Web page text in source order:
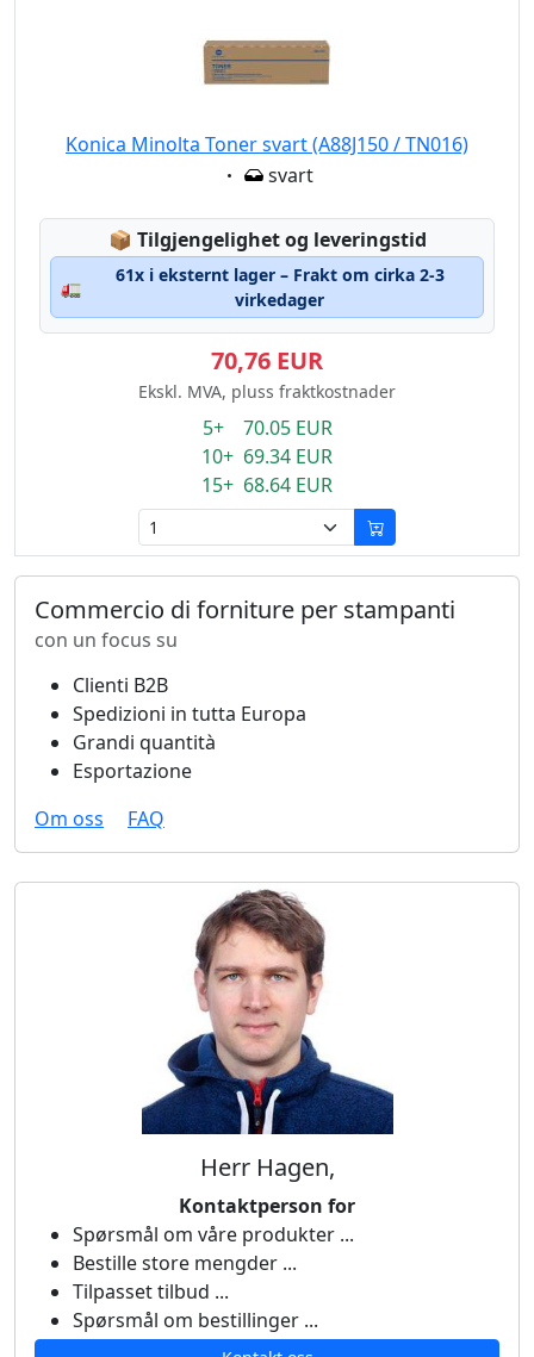
Konica Minolta Toner svart (A88J150 / TN016)
Eigenschaft:
svart
📦 Lagerstatus:
Tilgjengelighet og leveringstid
🚛
61x i eksternt lager – Frakt om cirka 2-3
virkedager
70,76 EUR
Ekskl. MVA, pluss fraktkostnader
5+ 70.05 EUR
10+ 69.34 EUR
15+ 68.64 EUR
Commercio di forniture per stampanti
con un focus su
Clienti B2B
Spedizioni in tutta Europa
Grandi quantità
Esportazione
Om oss
FAQ
Herr Hagen,
Kontaktperson for
Spørsmål om våre produkter ...
Bestille store mengder ...
Tilpasset tilbud ...
Spørsmål om bestillinger ...